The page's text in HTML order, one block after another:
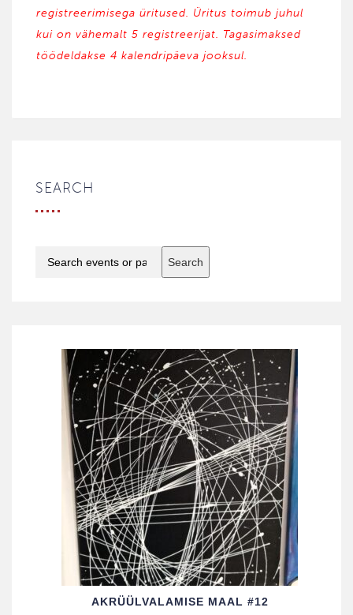
registreerimisega üritused. Üritus toimub juhul
kui on vähemalt 5 registreerijat. Tagasimaksed
töödeldakse 4 kalendripäeva jooksul.
SEARCH
Search
AKRÜÜL­VALAMISE MAAL #12